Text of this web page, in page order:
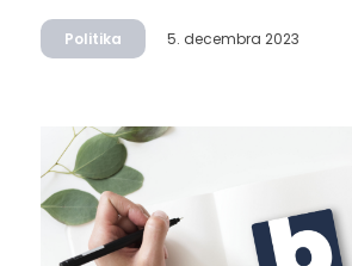
Politika 5. decembra 2023